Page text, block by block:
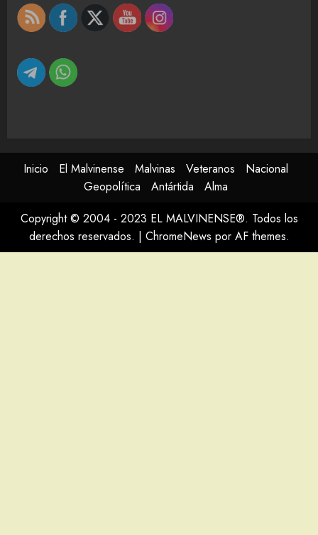
Inicio El Malvinense Malvinas Veteranos
Nacional
Geopolítica
Antártida
Alma
Copyright © 2004 - 2023 EL MALVINENSE®. Todos los
derechos reservados. | ChromeNews por AF themes.